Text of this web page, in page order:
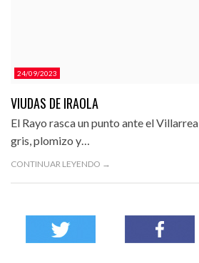
24/09/2023
VIUDAS DE IRAOLA
El Rayo rasca un punto ante el
gris, plomizo y…
CONTINUAR LEYENDO →